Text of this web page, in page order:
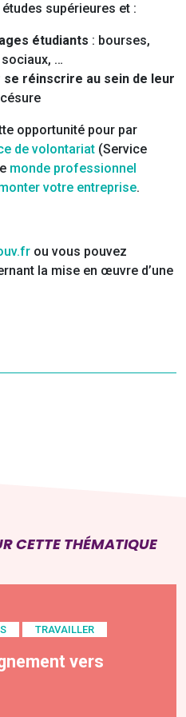
supérieures et :
étudiants : bourses,
…
réinscrire au sein de leur
opportunité pour par
de volontariat (Service
monde professionnel
votre entreprise.
ou vous pouvez
la mise en œuvre d’une
CETTE THÉMATIQUE
TRAVAILLER
vers